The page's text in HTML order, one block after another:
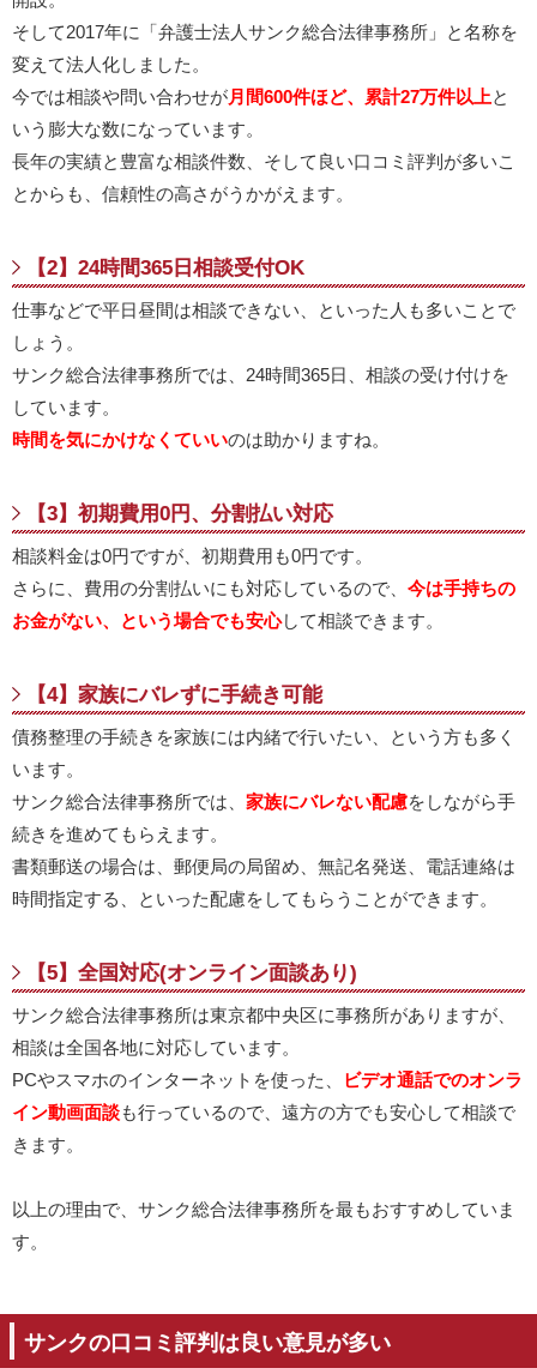
そして2017年に「弁護士法人サンク総合法律事務所」と名称を
変えて法人化しました。
今では相談や問い合わせが月間600件ほど、累計27万件以上と
いう膨大な数になっています。
長年の実績と豊富な相談件数、そして良い口コミ評判が多いこ
とからも、信頼性の高さがうかがえます。
【2】24時間365日相談受付OK
仕事などで平日昼間は相談できない、といった人も多いことで
しょう。
サンク総合法律事務所では、24時間365日、相談の受け付けを
しています。
時間を気にかけなくていいのは助かりますね。
【3】初期費用0円、分割払い対応
相談料金は0円ですが、初期費用も0円です。
さらに、費用の分割払いにも対応しているので、 今は手持ちの
お金がない、という場合でも安心して相談できます。
【4】家族にバレずに手続き可能
債務整理の手続きを家族には内緒で行いたい、という方も多く
います。
サンク総合法律事務所では、 家族にバレない配慮をしながら手
続きを進めてもらえます。
書類郵送の場合は、郵便局の局留め、無記名発送、電話連絡は
時間指定する、といった配慮をしてもらうことができます。
【5】全国対応(オンライン面談あり)
サンク総合法律事務所は東京都中央区に事務所がありますが、
相談は全国各地に対応しています。
PCやスマホのインターネットを使った、
ビデオ通話でのオンラ
イン動画面談も行っているので、遠方の方でも安心して相談で
きます。
以上の理由で、サンク総合法律事務所を最もおすすめしていま
す。
サンクの口コミ評判は良い意見が多い